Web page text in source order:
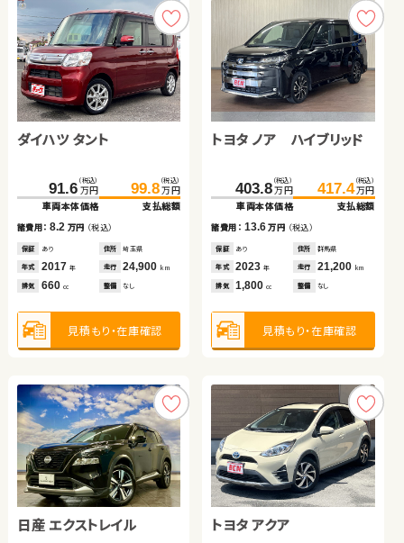
ダイハツ タント
91.6 （税込）
万円
車両本体価格
99.8 （税込）
万円
支払総額
諸費用：8.2 万円 （税込）
保証 あり 住所 埼玉県
年式 2017 年 走行 24,900 km
排気 660 cc 整備 なし
見積もり・在庫確認
トヨタ ノア ハイブリッド
403.8 （税込）
万円
車両本体価格
417.4 （税込）
万円
支払総額
諸費用： 13.6万円 （税込）
保証 あり 住所 群馬県
年式 2023年 走行 21,200 km
排気 1,800cc 整備 なし
見積もり・在庫確認
日産 エクストレイル トヨタ アクア
スバル フォレスター ハイ
ブリッド
263.8（税込）
万円
諸費用：13.5万円（税込）
あり 埼玉県
年式 2019年 走行
排気 2,000 整備 なし
見積もり・在庫確認
スズキ アルト ＨＢ
67.6 （税込）
万円
75.6（税込）
万円
諸費用：8.0 万円（税込）
あり
年式 2018年 走行
排気 660 整備 なし
見積もり・在庫確認
ホンダ フリード
トヨタ ルーミー
114.0（税込）
万円
スバル フォレスター
203.9（税込）
万円
諸費用：15.9万円（税込）
あり 埼玉県
年式 2019年 走行
排気 2,500 整備 法定整備付
見積もり・在庫確認
ダイハツ タント
76.6 （税込）
万円
車両本体価格
85.7 （税込）
万円
支払総額
諸費用： 9.1万円（税込）
保証 あり 住所 埼玉県
年式 2018年 走行 56,200 km
排気 660cc 整備 法定整備付
見積もり・在庫確認
スズキ ワゴンＲ ホンダ フィット